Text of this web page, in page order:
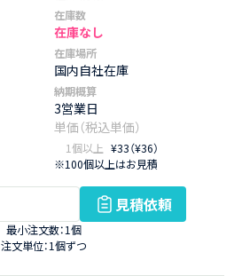
在庫数
在庫なし
在庫場所
国内自社在庫
納期概算
3営業日
1個以上 ¥33（¥36）
※100個以上はお見積
見積依頼
最小注文数：1個
注文単位：1個ずつ